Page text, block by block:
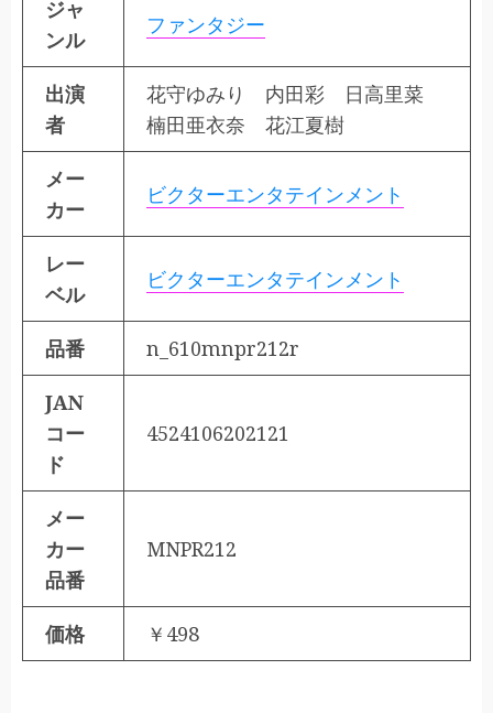
ジャ
ンル
ファンタジー
出演
者
花守ゆみり 内田彩 日高里菜
楠田亜衣奈 花江夏樹
メー
カー
ビクターエンタテインメント
レー
ベル
ビクターエンタテインメント
品番 n_610mnpr212r
JAN
コー
ド
4524106202121
メー
カー
品番
MNPR212
価格 ￥498